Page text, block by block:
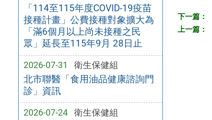
「114至115年度COVID-19疫苗
接種計畫」公費接種對象擴大為
「滿6個月以上尚未接種之民
眾」延長至115年9月 28日止
2026-07-31 衛生保健組
北市聯醫「食用油品健康諮詢門
診」資訊
2026-07-24 衛生保健組